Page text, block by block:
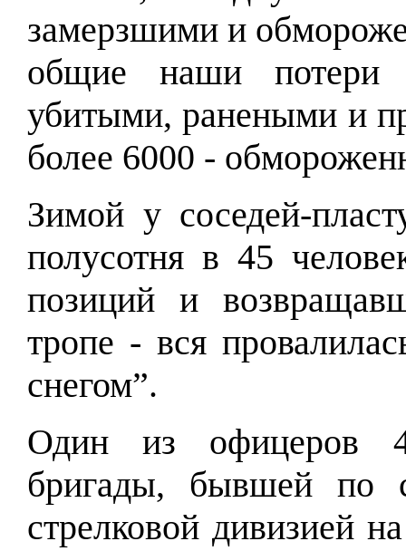
замерзшими и
общие наши потери
убитыми, ранеными и
более 6000 -
Зимой у соседей-
полусотня в 45
позиций и
тропе - вся
снегом”.
Один из офицеров
бригады, бывшей по
стрелковой дивизией